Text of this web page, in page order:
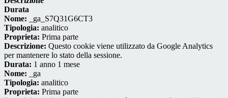
Durata
Nome: _ga_S7Q31G6CT3
Tipologia: analitico
Proprieta: Prima parte
Descrizione: Questo cookie viene utilizzato da Google Analytics
per mantenere lo stato della sessione.
Durata: 1 anno 1 mese
Nome: _ga
Tipologia: analitico
Proprieta: Prima parte